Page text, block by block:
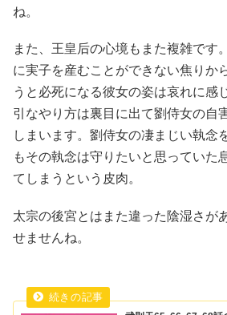
ね。
また、王皇后の心境もまた複雑です
に実子を産むことができない焦りか
うと必死になる彼女の姿は哀れに感
引なやり方は裏目に出て劉侍女の自
しまいます。劉侍女の凄まじい執念
もその執念は守りたいと思っていた
てしまうという皮肉。
太宗の後宮とはまた違った陰湿さが
せませんね。